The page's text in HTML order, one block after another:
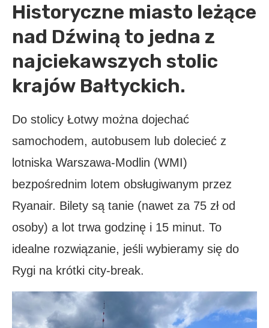
Historyczne miasto leżące
nad Dźwiną to jedna z
najciekawszych stolic
krajów Bałtyckich.
Do stolicy Łotwy można dojechać
samochodem, autobusem lub dolecieć z
lotniska Warszawa-Modlin (WMI)
bezpośrednim lotem obsługiwanym przez
Ryanair. Bilety są tanie (nawet za 75 zł od
osoby) a lot trwa godzinę i 15 minut. To
idealne rozwiązanie, jeśli wybieramy się do
Rygi na krótki city-break.